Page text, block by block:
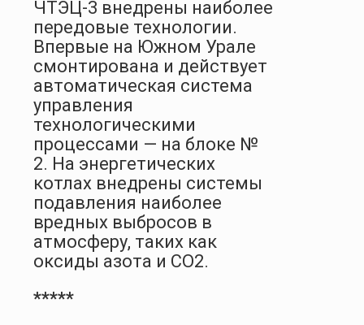
ЧТЭЦ-3 внедрены наиболее
передовые технологии.
Впервые на Южном Урале
смонтирована и действует
автоматическая система
управления
технологическими
процессами — на блоке №
2. На энергетических
котлах внедрены системы
подавления наиболее
вредных выбросов в
атмосферу, таких как
оксиды азота и СО2.
*****